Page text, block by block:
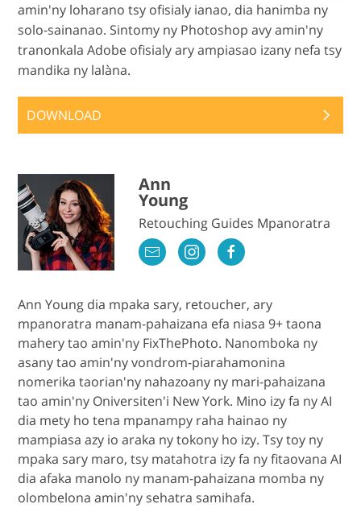
amin'ny loharano tsy ofisialy ianao, dia hanimba ny
solo-sainanao. Sintomy ny Photoshop avy amin'ny
tranonkala Adobe ofisialy ary ampiasao izany nefa tsy
mandika ny lalàna.
DOWNLOAD
Ann
Young
Retouching Guides Mpanoratra
Ann Young dia mpaka sary, retoucher, ary
mpanoratra manam-pahaizana efa niasa 9+ taona
mahery tao amin'ny FixThePhoto. Nanomboka ny
asany tao amin'ny vondrom-piarahamonina
nomerika taorian'ny nahazoany ny mari-pahaizana
tao amin'ny Oniversiten'i New York. Mino izy fa ny AI
dia mety ho tena mpanampy raha hainao ny
mampiasa azy io araka ny tokony ho izy. Tsy toy ny
mpaka sary maro, tsy matahotra izy fa ny fitaovana AI
dia afaka manolo ny manam-pahaizana momba ny
olombelona amin'ny sehatra samihafa.